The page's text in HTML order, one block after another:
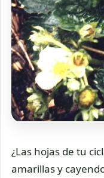
¿Las hojas de tu
amarillas y